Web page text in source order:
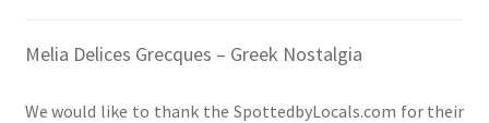
Melia Delices Grecques – Greek Nostalgia
We would like to thank the SpottedbyLocals.com for their